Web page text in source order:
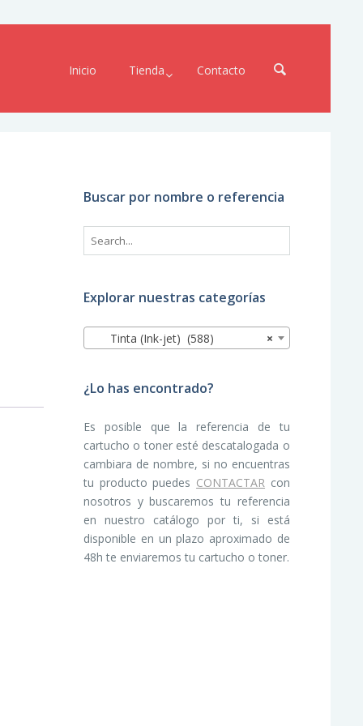
Inicio Tienda Contacto
Buscar por nombre o referencia
Explorar nuestras categorías
×
Tinta (Ink-jet) (588)
¿Lo has encontrado?
Es posible que la referencia de tu
cartucho o toner esté descatalogada o
cambiara de nombre, si no encuentras
tu producto puedes CONTACTAR con
nosotros y buscaremos tu referencia
en nuestro catálogo por ti, si está
disponible en un plazo aproximado de
48h te enviaremos tu cartucho o toner.